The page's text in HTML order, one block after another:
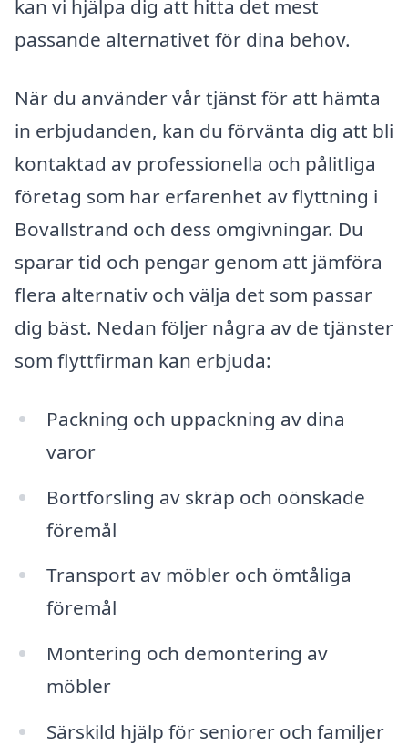
kan vi hjälpa dig att hitta det mest
passande alternativet för dina behov.
När du använder vår tjänst för att hämta
in erbjudanden, kan du förvänta dig att bli
kontaktad av professionella och pålitliga
företag som har erfarenhet av flyttning i
Bovallstrand och dess omgivningar. Du
sparar tid och pengar genom att jämföra
flera alternativ och välja det som passar
dig bäst. Nedan följer några av de tjänster
som flyttfirman kan erbjuda:
Packning och uppackning av dina
varor
Bortforsling av skräp och oönskade
föremål
Transport av möbler och ömtåliga
föremål
Montering och demontering av
möbler
Särskild hjälp för seniorer och familjer